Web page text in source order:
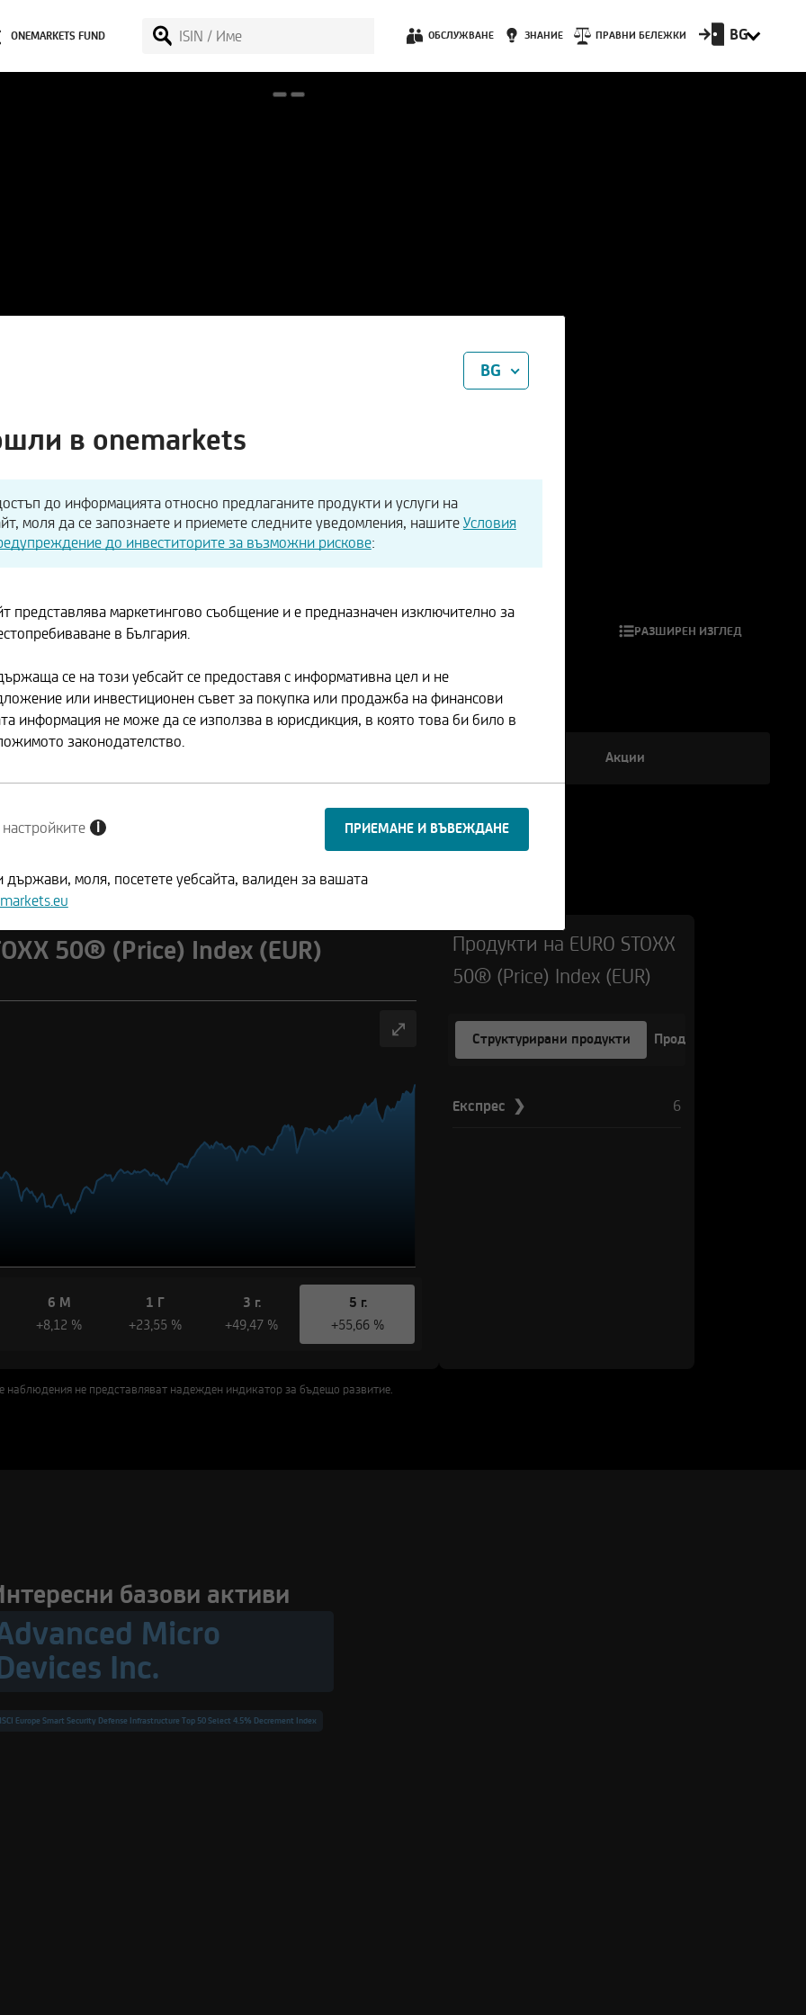
ONEMARKETS FUND ОБСЛУЖВАНЕ ЗНАНИЕ ПРАВНИ БЕЛЕЖКИ BG
РАЗШИРЕН ИЗГЛЕД
Акции
+0,35% 54.013,50 +0,19%
S&P 500® (Price
7.742,88 +0,43%
Nasdaq-100® Index
50® (Price) Index (EUR)
6 М
+8,12 %
1 Г
+23,55 %
3 г.
+49,47 %
5 г.
+55,66 %
Продукти на EURO STOXX
50® (Price) Index (EUR)
Структурирани продукти Продукти с ливъридж
Експрес ❯ 6
наблюдения не представляват надежден индикатор за бъдещо развитие.
базови активи
Micro
Inc.
Europe Smart Security Defense Infrastructure Top 50 Select 4.5% Decrement Index
BG
в onemarkets
до информацията относно предлаганите продукти и услуги на
моля да се запознаете и приемете следните уведомления, нашитеУсловия
до инвеститорите за възможни рискове:
представлява маркетингово съобщение и е предназначен изключително за
в България.
се на този уебсайт се предоставя с информативна цел и не
или инвестиционен съвет за покупка или продажба на финансови
информация не може да се използва в юрисдикция, в която това би било в
законодателство.
i
моля, посетете уебсайта, валиден за вашата